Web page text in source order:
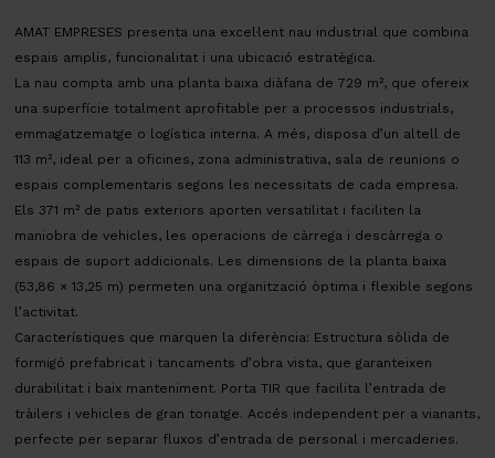
AMAT EMPRESES presenta una excel·lent nau industrial que combina
espais amplis, funcionalitat i una ubicació estratègica.
La nau compta amb una planta baixa diàfana de 729 m², que ofereix
una superfície totalment aprofitable per a processos industrials,
emmagatzematge o logística interna. A més, disposa d’un altell de
113 m², ideal per a oficines, zona administrativa, sala de reunions o
espais complementaris segons les necessitats de cada empresa.
Els 371 m² de patis exteriors aporten versatilitat i faciliten la
maniobra de vehicles, les operacions de càrrega i descàrrega o
espais de suport addicionals. Les dimensions de la planta baixa
(53,86 × 13,25 m) permeten una organització òptima i flexible segons
l’activitat.
Característiques que marquen la diferència: Estructura sòlida de
formigó prefabricat i tancaments d’obra vista, que garanteixen
durabilitat i baix manteniment. Porta TIR que facilita l’entrada de
tràilers i vehicles de gran tonatge. Accés independent per a vianants,
perfecte per separar fluxos d’entrada de personal i mercaderies.